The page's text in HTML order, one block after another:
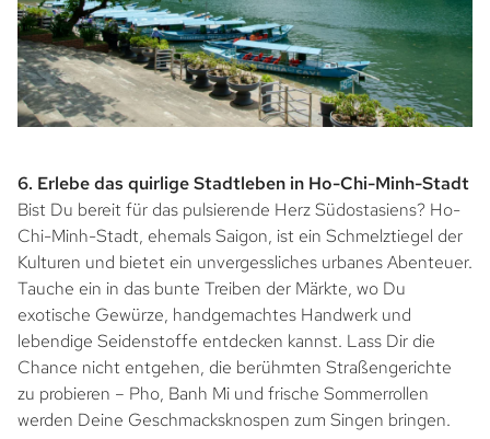
6. Erlebe das quirlige Stadtleben in Ho-Chi-Minh-Stadt
Bist Du bereit für das pulsierende Herz Südostasiens? Ho-
Chi-Minh-Stadt, ehemals Saigon, ist ein Schmelztiegel der
Kulturen und bietet ein unvergessliches urbanes Abenteuer.
Tauche ein in das bunte Treiben der Märkte, wo Du
exotische Gewürze, handgemachtes Handwerk und
lebendige Seidenstoffe entdecken kannst. Lass Dir die
Chance nicht entgehen, die berühmten Straßengerichte
zu probieren – Pho, Banh Mi und frische Sommerrollen
werden Deine Geschmacksknospen zum Singen bringen.